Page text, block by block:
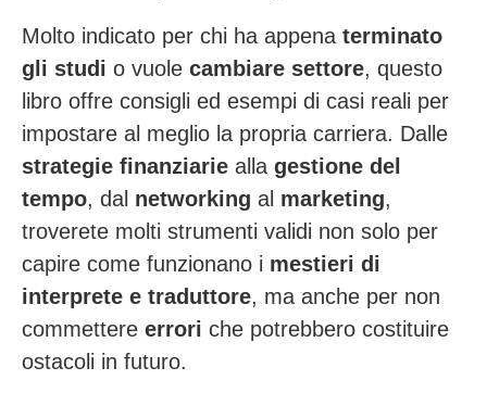
Molto indicato per chi ha appena terminato
gli studi o vuole cambiare settore, questo
libro offre consigli ed esempi di casi reali per
impostare al meglio la propria carriera. Dalle
strategie finanziarie alla gestione del
tempo, dal networking al marketing,
troverete molti strumenti validi non solo per
capire come funzionano i mestieri di
interprete e traduttore, ma anche per non
commettere errori che potrebbero costituire
ostacoli in futuro.